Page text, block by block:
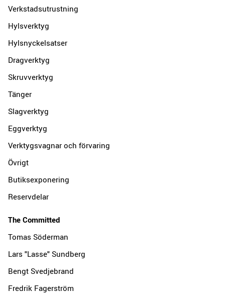
Verkstadsutrustning
Hylsverktyg
Hylsnyckelsatser
Dragverktyg
Skruvverktyg
Tänger
Slagverktyg
Eggverktyg
Verktygsvagnar och förvaring
Övrigt
Butiksexponering
Reservdelar
The Committed
Tomas Söderman
Lars "Lasse" Sundberg
Bengt Svedjebrand
Fredrik Fagerström